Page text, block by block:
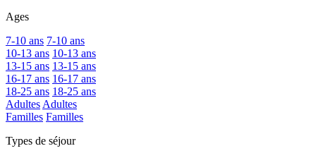
Ages
7-10 ans 7-10 ans
10-13 ans 10-13 ans
13-15 ans 13-15 ans
16-17 ans 16-17 ans
18-25 ans 18-25 ans
AdultesAdultes
Familles Familles
Types de séjour